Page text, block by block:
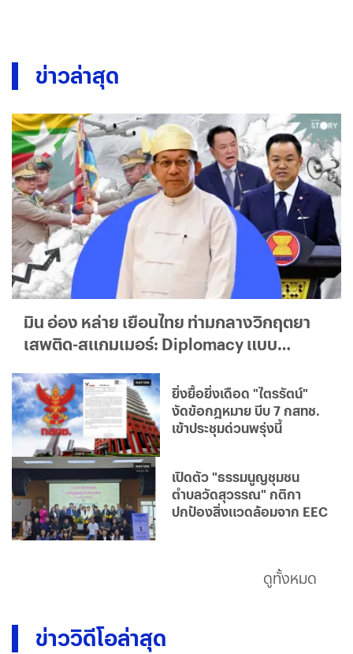
ข่าวล่าสุด
มิน อ่อง หล่าย เยือนไทย ท่ามกลางวิกฤตยา
เสพติด-สแกมเมอร์: Diplomacy แบบ
ยิ่งยื้อยิ่งเดือด "ไตรรัตน์"
งัดข้อกฎหมาย บีบ 7 กสทช.
เข้าประชุมด่วนพรุ่งนี้
เปิดตัว "ธรรมนูญชุมชน
ตำบลวัดสุวรรณ" กติกา
ปกป้องสิ่งแวดล้อมจาก EEC
ดูทั้งหมด
ข่าววิดีโอล่าสุด